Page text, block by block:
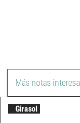
Más notas
Girasol